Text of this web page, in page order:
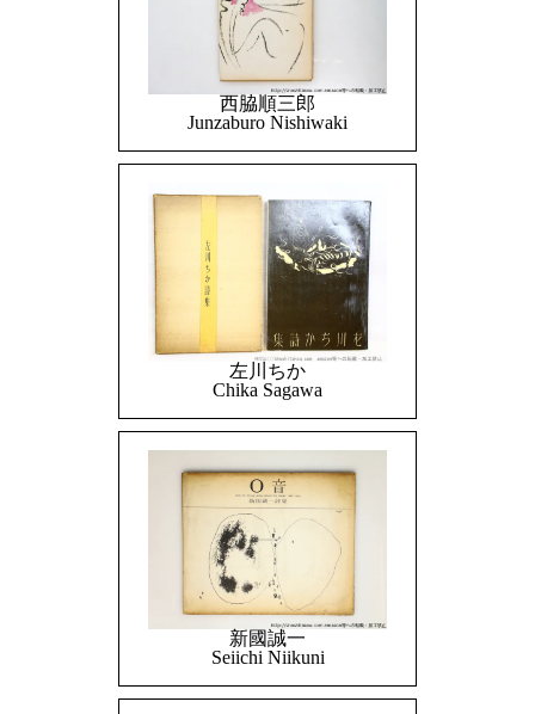
西脇順三郎
Junzaburo Nishiwaki
左川ちか
Chika Sagawa
新國誠一
Seiichi Niikuni